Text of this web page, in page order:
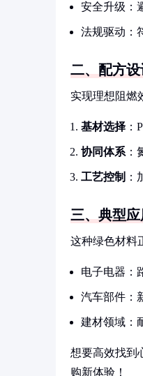
安全升级：
法规驱动：
二、配方
实现理想阻燃
基材选择
协同体系
工艺控制
三、典型
这种绿色材料
电子电器：
汽车部件：
建材领域：
想要高效找到
购新体验！